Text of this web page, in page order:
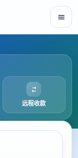
远程收款